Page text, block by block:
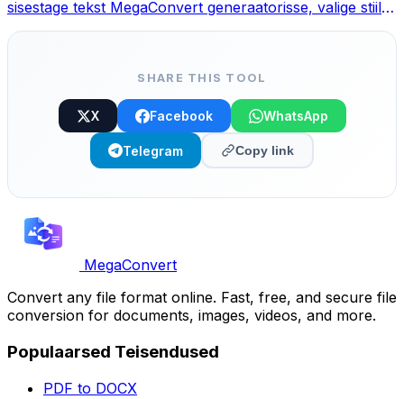
sisestage tekst MegaConvert generaatorisse, valige stiil ja
SHARE THIS TOOL
X Facebook WhatsApp
Telegram Copy link
MegaConvert
Convert any file format online. Fast, free, and secure file
conversion for documents, images, videos, and more.
Populaarsed Teisendused
PDF to DOCX